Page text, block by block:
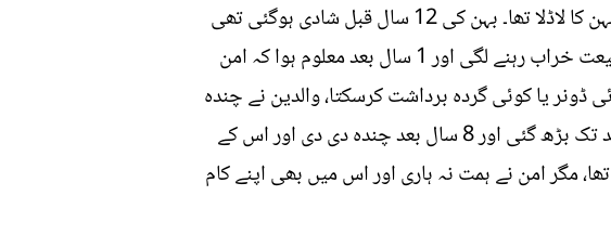
یہ کہانی ہے امن اور ان کی چندہ دی دی کی۔ امن سب سے چھوٹا ہے گھر میں اور اپنی بہن کا لاڈلا تھا۔ بہن کی 12 سال قبل شادی ہوگئی تھی
اور وہ نیوزی لینڈ چلی گئیں تھیں مگر ان کی شادی کے کچھ ماہ بعد سے ہی امن کی طبیعت خراب رہنے لگی اور 1 سال بعد معلوم ہوا کہ امن
یا کوئی گردہ برداشت کرسکتا، والدین نے چندہ
دی دی سے سچ چھپانا شرعو کیا مگر کچھ سالوں میں امن کی تکلیف ناقابلِ برداشت حد تک بڑھ گئی اور 8 سال بعد چندہ دی دی اور اس کے
مگر امن نے ہمت نہ ہاری اور اس میں بھی اپنے کام